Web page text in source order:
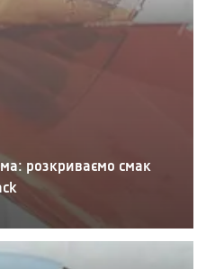
розкриваємо смак